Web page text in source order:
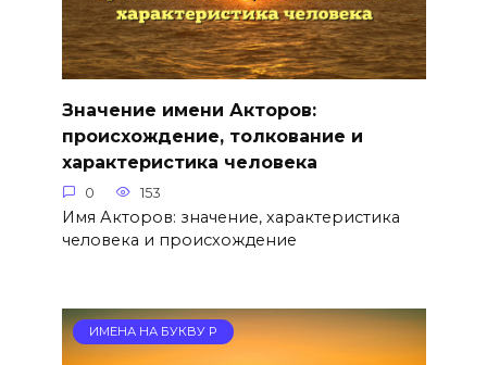
Значение имени Акторов:
происхождение, толкование и
характеристика человека
0 153
Имя Акторов: значение, характеристика
человека и происхождение
ИМЕНА НА БУКВУ Р